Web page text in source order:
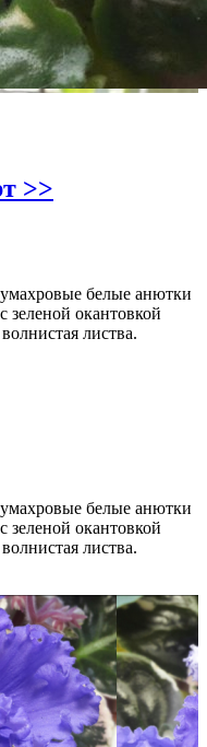
>>
белые анютки
зеленой окантовкой
листва.
белые анютки
зеленой окантовкой
листва.